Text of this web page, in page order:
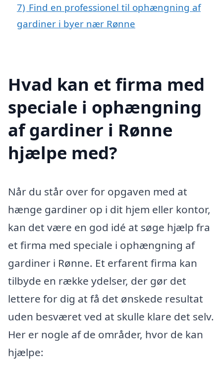
7) Find en professionel til ophængning af
gardiner i byer nær Rønne
Hvad kan et firma med
speciale i ophængning
af gardiner i Rønne
hjælpe med?
Når du står over for opgaven med at
hænge gardiner op i dit hjem eller kontor,
kan det være en god idé at søge hjælp fra
et firma med speciale i ophængning af
gardiner i Rønne. Et erfarent firma kan
tilbyde en række ydelser, der gør det
lettere for dig at få det ønskede resultat
uden besværet ved at skulle klare det selv.
Her er nogle af de områder, hvor de kan
hjælpe: